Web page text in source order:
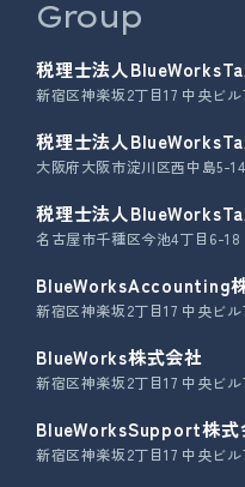
Group
税理士法人
新宿区神楽坂2丁目17 中央ビル
税理士法人
大阪府大阪市淀川区西中島5-
税理士法人
名古屋市千種区今池4丁目6-
BlueWorksAccounting
新宿区神楽坂2丁目17 中央ビル
BlueWorks株式会社
新宿区神楽坂2丁目17 中央ビル
BlueWorksSupport株式
新宿区神楽坂2丁目17 中央ビル